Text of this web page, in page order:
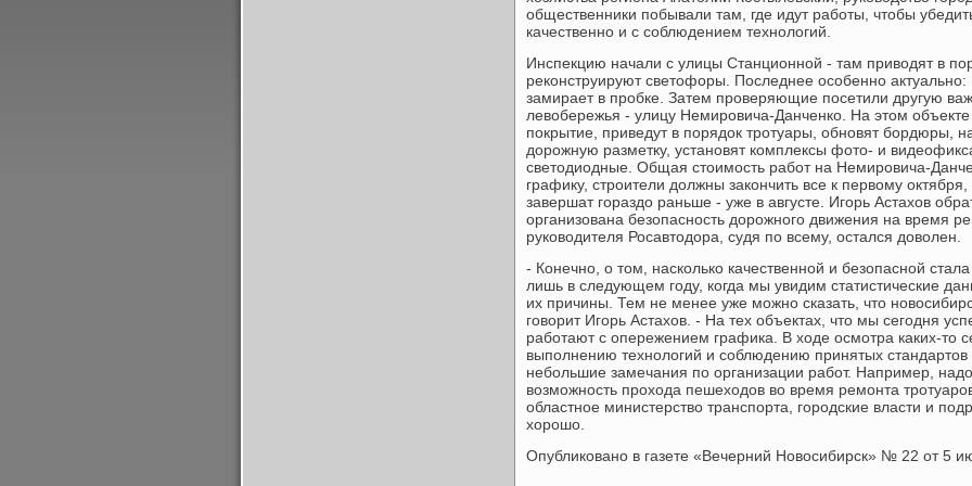
общественники побывали там, где идут работы, чтобы
качественно и с соблюдением технологий.
Инспекцию начали с улицы Станционной - там приводят в
реконструируют светофоры. Последнее особенно
замирает в пробке. Затем проверяющие посетили другую
левобережья - улицу Немировича-Данченко. На этом
покрытие, приведут в порядок тротуары, обновят бордюры,
дорожную разметку, установят комплексы фото- и
светодиодные. Общая стоимость работ на Немировича-
графику, строители должны закончить все к первому
завершат гораздо раньше - уже в августе. Игорь Астахов
организована безопасность дорожного движения на время
руководителя Росавтодора, судя по всему, остался доволен.
- Конечно, о том, насколько качественной и безопасной
лишь в следующем году, когда мы увидим статистические
их причины. Тем не менее уже можно сказать, что
говорит Игорь Астахов. - На тех объектах, что мы сегодня
работают с опережением графика. В ходе осмотра каких-то
выполнению технологий и соблюдению принятых стандартов
небольшие замечания по организации работ. Например,
возможность прохода пешеходов во время ремонта
областное министерство транспорта, городские власти и
хорошо.
Опубликовано в газете «Вечерний Новосибирск» № 22 от 5